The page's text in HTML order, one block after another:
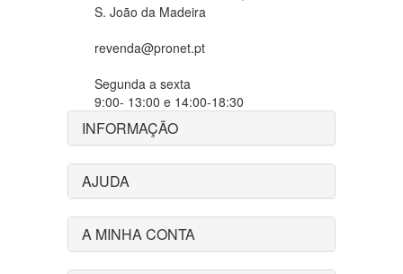
S. João da Madeira
revenda@pronet.pt
Segunda a sexta
9:00- 13:00 e 14:00-18:30
INFORMAÇÃO
AJUDA
A MINHA CONTA